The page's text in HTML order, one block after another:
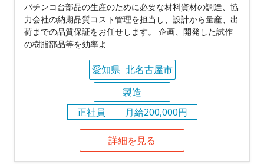
パチンコ台部品の生産のために必要な材料資材の調達、協
力会社の納期品質コスト管理を担当し、設計から量産、出
荷までの品質保証をお任せします。 企画、開発した試作
の樹脂部品等を効率よ
愛知県 北名古屋市
製造
正社員
月給200,000円
詳細を見る